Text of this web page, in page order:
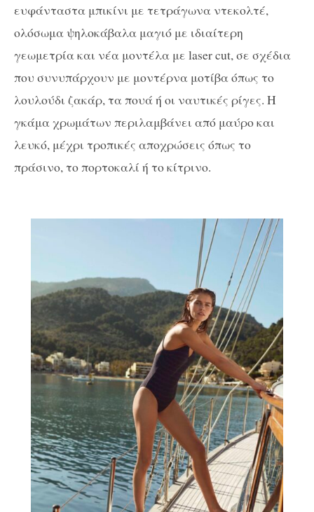
ευφάνταστα μπικίνι με τετράγωνα ντεκολτέ,
ολόσωμα ψηλοκάβαλα μαγιό με ιδιαίτερη
γεωμετρία και νέα μοντέλα με laser cut, σε σχέδια
που συνυπάρχουν με μοντέρνα μοτίβα όπως το
λουλούδι ζακάρ, τα πουά ή οι ναυτικές ρίγες. Η
γκάμα χρωμάτων περιλαμβάνει από μαύρο και
λευκό, μέχρι τροπικές αποχρώσεις όπως το
πράσινο, το πορτοκαλί ή το κίτρινο.